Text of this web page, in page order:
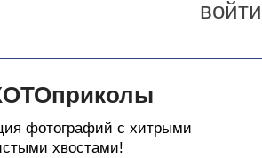
войти
фотографий с хитрыми
хвостами!